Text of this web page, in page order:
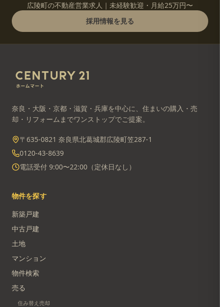
広陵町の不動産営業求人｜未経験歓迎・月給25万円〜
採用情報を見る
奈良・大阪・京都・滋賀・兵庫を中心に、住まいの購入・売
却・リフォームまでワンストップでご提案。
〒635-0821 奈良県北葛城郡広陵町笠287-1
0120-43-8639
電話受付 9:00〜22:00（定休日なし）
物件を探す
新築戸建
中古戸建
土地
マンション
物件検索
売る
住み替え売却